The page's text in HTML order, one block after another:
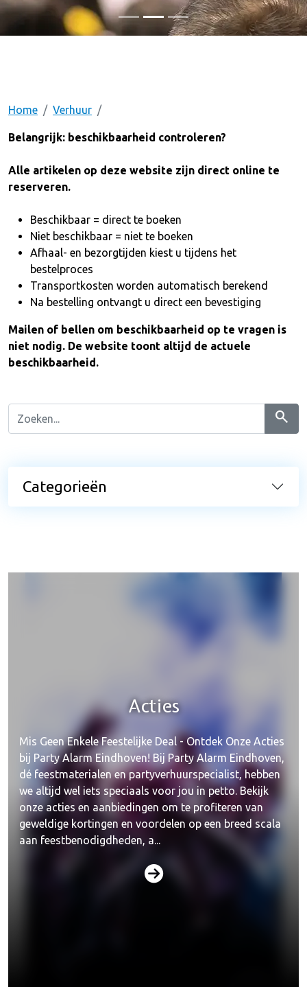
Home Verhuur
Belangrijk: beschikbaarheid controleren?
Alle artikelen op deze website zijn direct online te
reserveren.
Beschikbaar = direct te boeken
Niet beschikbaar = niet te boeken
Afhaal- en bezorgtijden kiest u tijdens het
bestelproces
Transportkosten worden automatisch berekend
Na bestelling ontvangt u direct een bevestiging
Mailen of bellen om beschikbaarheid op te vragen is
niet nodig. De website toont altijd de actuele
beschikbaarheid.
search
Categorieën
Acties
Mis Geen Enkele Feestelijke Deal - Ontdek Onze Acties
bij Party Alarm Eindhoven! Bij Party Alarm Eindhoven,
dé feestmaterialen en partyverhuurspecialist, hebben
we altijd wel iets speciaals voor jou in petto. Bekijk
onze acties en aanbiedingen om te profiteren van
geweldige kortingen en voordelen op een breed scala
aan feestbenodigdheden, a...